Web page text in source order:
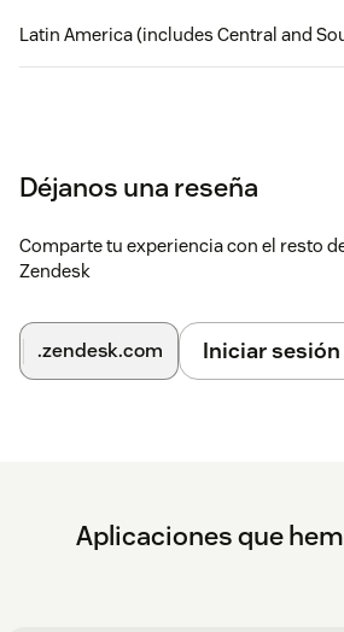
Latin America (includes Central and
Déjanos una reseña
Comparte tu experiencia con el resto
Zendesk
.zendesk.com Iniciar
Aplicaciones que